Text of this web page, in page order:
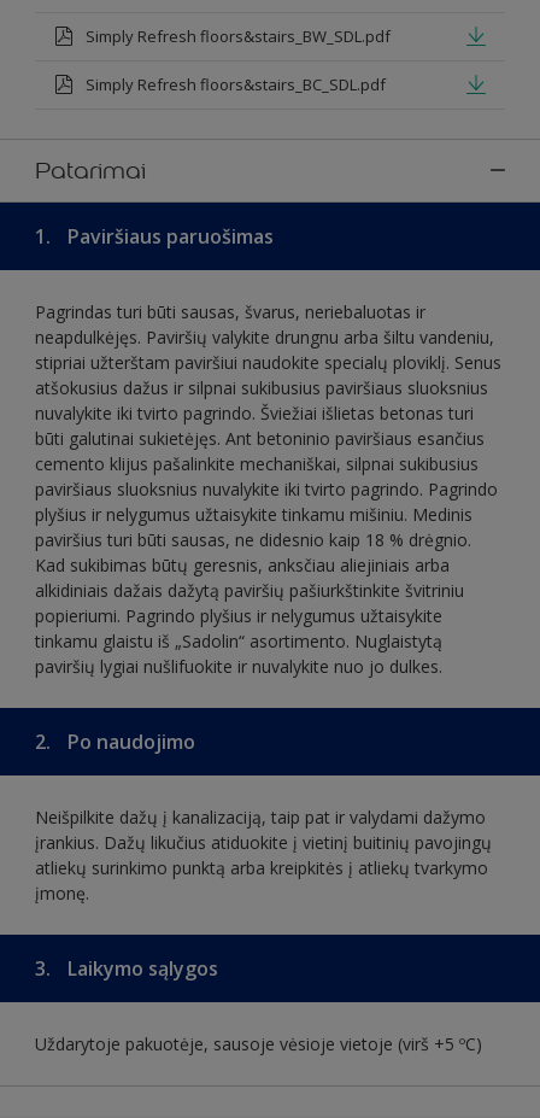
Simply Refresh floors&stairs_BW_SDL.pdf
Simply Refresh floors&stairs_BC_SDL.pdf
Patarimai
1. Paviršiaus paruošimas
Pagrindas turi būti sausas, švarus, neriebaluotas ir
neapdulkėjęs. Paviršių valykite drungnu arba šiltu vandeniu,
stipriai užterštam paviršiui naudokite specialų ploviklį. Senus
atšokusius dažus ir silpnai sukibusius paviršiaus sluoksnius
nuvalykite iki tvirto pagrindo. Šviežiai išlietas betonas turi
būti galutinai sukietėjęs. Ant betoninio paviršiaus esančius
cemento klijus pašalinkite mechaniškai, silpnai sukibusius
paviršiaus sluoksnius nuvalykite iki tvirto pagrindo. Pagrindo
plyšius ir nelygumus užtaisykite tinkamu mišiniu. Medinis
paviršius turi būti sausas, ne didesnio kaip 18 % drėgnio.
Kad sukibimas būtų geresnis, anksčiau aliejiniais arba
alkidiniais dažais dažytą paviršių pašiurkštinkite švitriniu
popieriumi. Pagrindo plyšius ir nelygumus užtaisykite
tinkamu glaistu iš „Sadolin“ asortimento. Nuglaistytą
paviršių lygiai nušlifuokite ir nuvalykite nuo jo dulkes.
2. Po naudojimo
Neišpilkite dažų į kanalizaciją, taip pat ir valydami dažymo
įrankius. Dažų likučius atiduokite į vietinį buitinių pavojingų
atliekų surinkimo punktą arba kreipkitės į atliekų tvarkymo
įmonę.
3. Laikymo sąlygos
Uždarytoje pakuotėje, sausoje vėsioje vietoje (virš +5 ºC)